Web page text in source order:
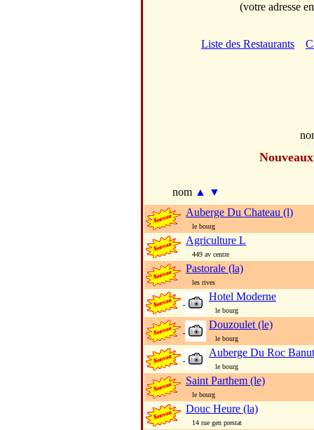
(votre adresse
Liste des Restaurants
nom ▲
▼
Auberge Du Chateau (l)
le bourg
Agriculture L
449 av centre
Pastorale (la)
les rives
Hotel Moderne
le bourg
Douzoulet (le)
le bourg
Auberge Du Roc
le bourg
Saint Parthem (le)
le bourg
Douc Heure (la)
14 rue gen prestat